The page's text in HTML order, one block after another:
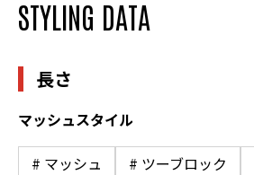
STYLING DATA
長さ
マッシュスタイル
# マッシュ # ツーブロック